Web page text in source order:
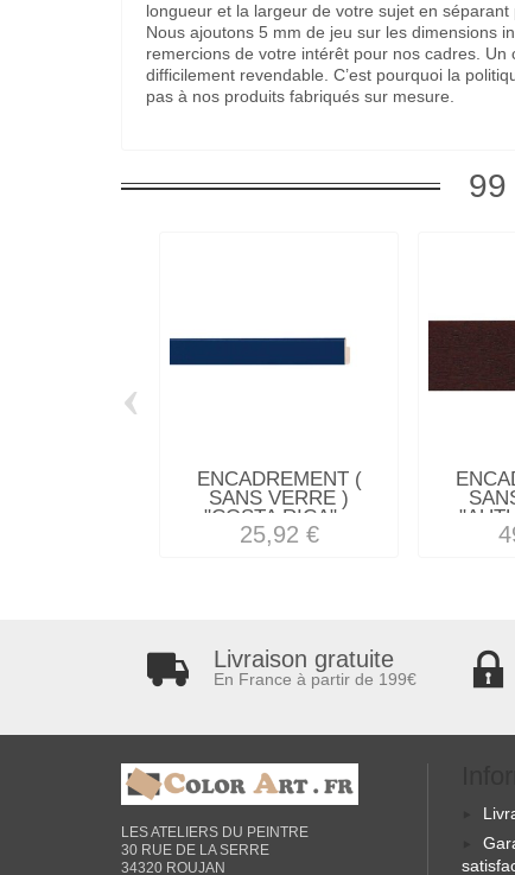
longueur et la largeur de votre sujet en
Nous ajoutons 5 mm de jeu sur les dimensions
remercions de votre intérêt pour nos cadres. Un
difficilement revendable. C’est pourquoi la
pas à nos produits fabriqués sur mesure.
99
ENCADREMENT (
SANS VERRE )
"COSTA RICA"...
25,92 €
‹
Livraison gratuite
En France à partir de 199€
LES ATELIERS DU PEINTRE
30 RUE DE LA SERRE
34320 ROUJAN